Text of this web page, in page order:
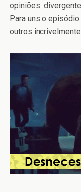
opiniões
Para uns o
outros incrivelmente